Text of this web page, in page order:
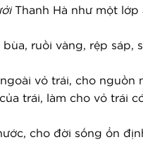
Thanh Hà như một lớp
ruồi vàng, rệp sáp,
vỏ trái, cho nguồn
trái, làm cho vỏ trái
cho đời sống ổn